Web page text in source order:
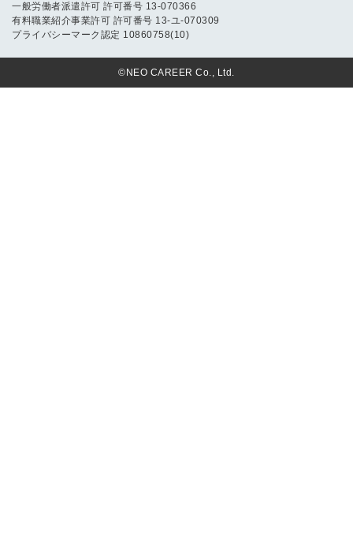
一般労働者派遣許可 許可番号 13-070366
有料職業紹介事業許可 許可番号 13-ユ-070309
プライバシーマーク認定 10860758(10)
©NEO CAREER Co., Ltd.